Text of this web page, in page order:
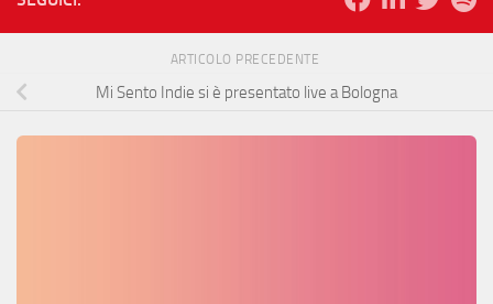
ARTICOLO PRECEDENTE
Mi Sento Indie si è presentato live a Bologna